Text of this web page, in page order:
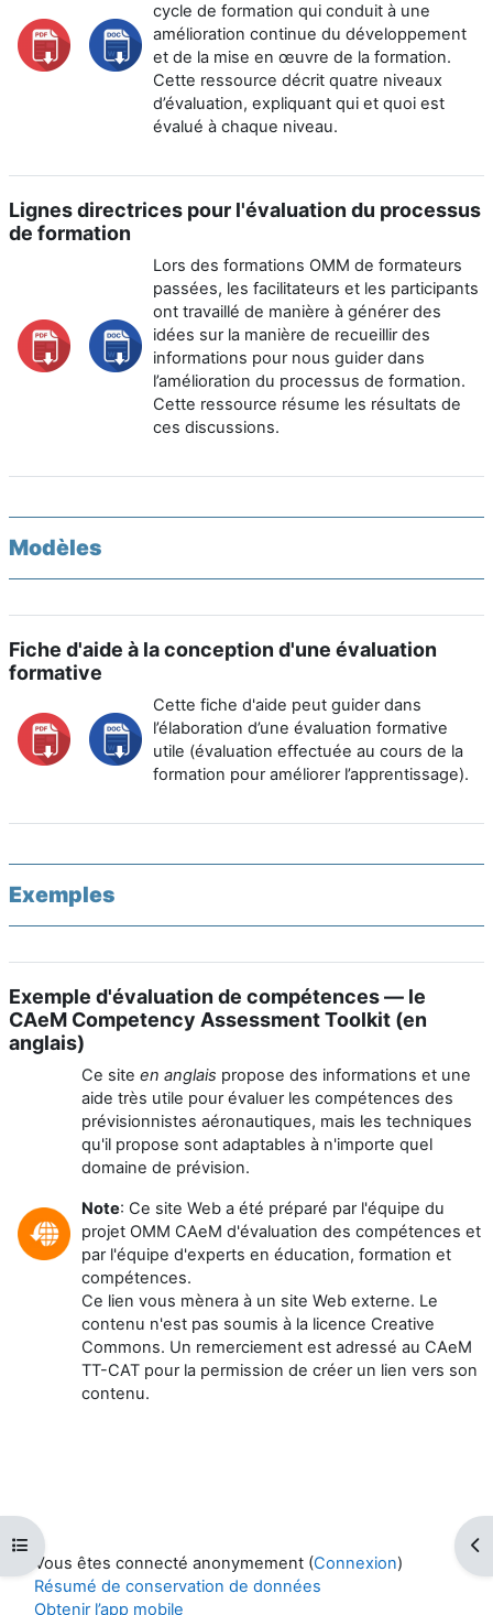
Ouvrir l’index du cours
cycle de formation qui conduit à une
amélioration continue du développement
et de la mise en œuvre de la formation.
Cette ressource décrit quatre niveaux
d’évaluation, expliquant qui et quoi est
évalué à chaque niveau.
Lignes directrices pour l'évaluation du processus
de formation
Lors des formations OMM de formateurs
passées, les facilitateurs et les participants
ont travaillé de manière à générer des
idées sur la manière de recueillir des
informations pour nous guider dans
l’amélioration du processus de formation.
Cette ressource résume les résultats de
ces discussions.
Modèles
Fiche d'aide à la conception d'une évaluation
formative
Cette fiche d'aide peut guider dans
l’élaboration d’une évaluation formative
utile (évaluation effectuée au cours de la
formation pour améliorer l’apprentissage).
Exemples
Exemple d'évaluation de compétences — le
CAeM Competency Assessment Toolkit (en
anglais)
Ce site en anglais propose des informations et une
aide très utile pour évaluer les compétences des
prévisionnistes aéronautiques, mais les techniques
qu'il propose sont adaptables à n'importe quel
domaine de prévision.
Note: Ce site Web a été préparé par l'équipe du
projet OMM CAeM d'évaluation des compétences et
par l'équipe d'experts en éducation, formation et
compétences.
Ce lien vous mènera à un site Web externe. Le
contenu n'est pas soumis à la licence Creative
Commons. Un remerciement est adressé au CAeM
TT-CAT pour la permission de créer un lien vers son
contenu.
Vous êtes connecté anonymement (Connexion)
Résumé de conservation de données
Obtenir l’app mobile